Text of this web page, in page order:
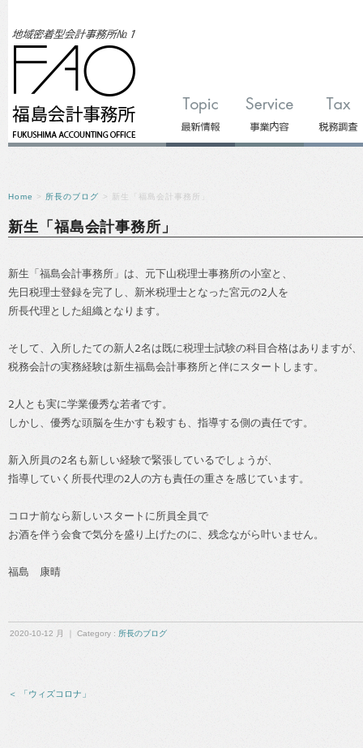
Home > 所長のブログ > 新生「福島会計事務所」
新生「福島会計事務所」
新生「福島会計事務所」は、元下山税理士事務所の小室と、
先日税理士登録を完了し、新米税理士となった宮元の2人を
所長代理とした組織となります。
そして、入所したての新人2名は既に税理士試験の科目合格はありますが、
税務会計の実務経験は新生福島会計事務所と伴にスタートします。
2人とも実に学業優秀な若者です。
しかし、優秀な頭脳を生かすも殺すも、指導する側の責任です。
新入所員の2名も新しい経験で緊張しているでしょうが、
指導していく所長代理の2人の方も責任の重さを感じています。
コロナ前なら新しいスタートに所員全員で
お酒を伴う会食で気分を盛り上げたのに、残念ながら叶いません。
福島　康晴
2020-10-12 月 ｜ Category : 所長のブログ
＜ 「ウィズコロナ」